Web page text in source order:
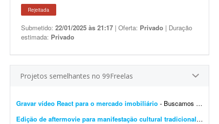
Rejeitada
Submetido: 22/01/2025 às 21:17 | Oferta: Privado | Duração
estimada: Privado
Projetos semelhantes no 99Freelas
Gravar vídeo React para o mercado imobiliário - Buscamos atriz ou criadora de conteúdo para gravação de vídeo no formato React, voltado ao mercado imobiliário. Perfil: - Boa presença e naturalidade dia...
Edição de aftermovie para manifestação cultural tradicional
-